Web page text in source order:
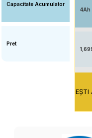
Capacitate Acumulator
Pret
4Ah
EŞTI